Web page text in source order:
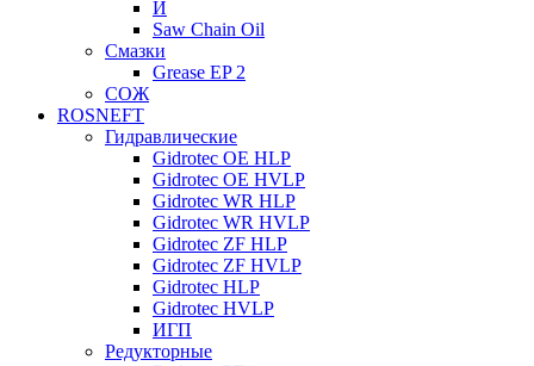
И
Saw Chain Oil
Смазки
Grease EP 2
СОЖ
ROSNEFT
Гидравлические
Gidrotec OE HLP
Gidrotec OE HVLP
Gidrotec WR HLP
Gidrotec WR HVLP
Gidrotec ZF HLP
Gidrotec ZF HVLP
Gidrotec HLP
Gidrotec HVLP
ИГП
Редукторные